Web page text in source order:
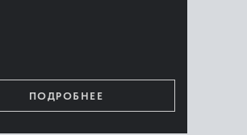
ПОДРОБНЕЕ